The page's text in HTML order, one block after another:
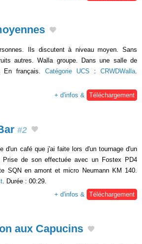
Ils discutent à niveau moyen. Sans
autres. Walla groupe. Dans une salle de
En français. Catégorie UCS : CRWDWalla
+ d'infos &
Téléchargement
#2
d'un café que j'ai faite lors d'un tournage d'un
Prise de son effectuée avec un Fostex PD4
SQN en amont et micro Neumann KM 140.
. Durée : 00:29.
+ d'infos & Téléchargement
aux Capucins